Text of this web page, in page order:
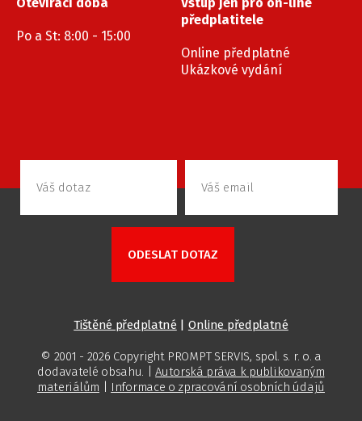
Otevírací doba
Po a St: 8:00 - 15:00
Vstup jen pro on-line
předplatitele
Online předplatné
Ukázkové vydání
Tištěné předplatné Online předplatné
© 2001 - 2026 Copyright PROMPT SERVIS, spol. s. r. o. a
dodavatelé obsahu. |Autorská práva k publikovaným
materiálům
Informace o zpracování osobních údajů